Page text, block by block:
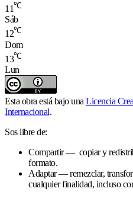
11℃
Sáb
12℃
Dom
13℃
Lun
Esta obra está bajo una Licencia
Internacional.
Sos libre de:
Compartir — copiar y
formato.
Adaptar — remezclar,
cualquier finalidad, incluso